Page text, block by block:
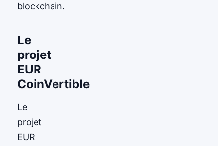
blockchain.
Le
projet
EUR
CoinVertible
Le
projet
EUR